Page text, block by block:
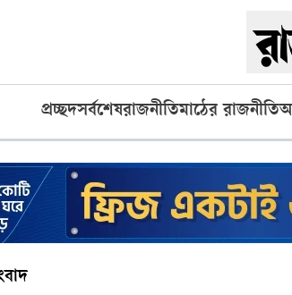
প্রচ্ছদসর্বশেষরাজনীতিমাঠের রাজনীতি